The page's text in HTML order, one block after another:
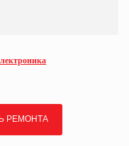
РЕМОНТА